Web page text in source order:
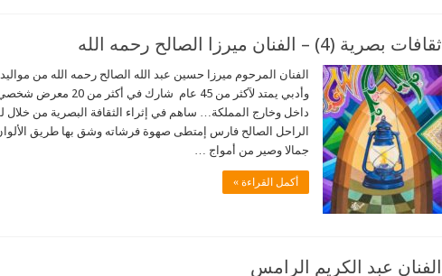
ثقافات بصرية (4) – الفنان ميرزا الصالح رحمه الله
الفنان المرحوم ميرزا حسين عبد الله الصالح رحمه الله من
داخل وخارج المملكة… ساهم في إثراء الثقافة البصرية من خلال
الراحل الصالح فارس إمتطى صهوة فرشاته وشق بها طريق
جمالا وصير من أمواج …
أكمل القراءة »
الفنان عبد الكريم الرامس